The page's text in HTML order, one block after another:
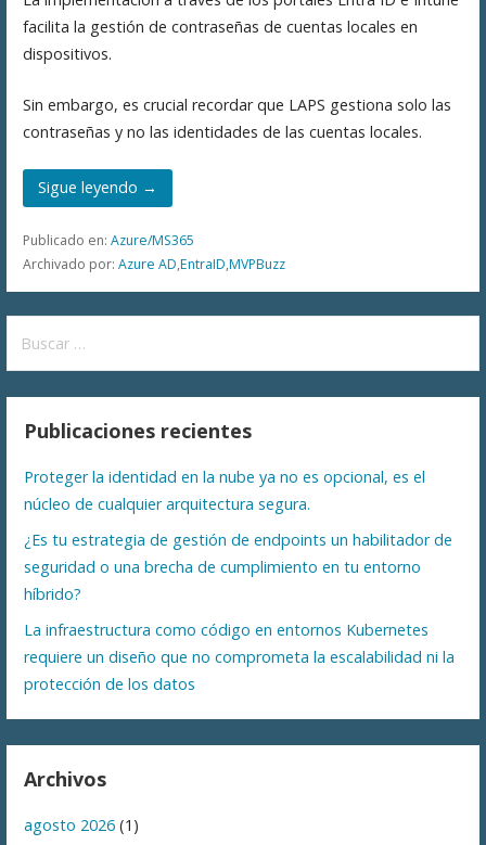
facilita la gestión de contraseñas de cuentas locales en
dispositivos.
Sin embargo, es crucial recordar que LAPS gestiona solo las
contraseñas y no las identidades de las cuentas locales.
Sigue leyendo →
Publicado en: Azure/MS365
Archivado por: Azure AD,EntraID,MVPBuzz
Publicaciones recientes
Proteger la identidad en la nube ya no es opcional, es el
núcleo de cualquier arquitectura segura.
¿Es tu estrategia de gestión de endpoints un habilitador de
seguridad o una brecha de cumplimiento en tu entorno
híbrido?
La infraestructura como código en entornos Kubernetes
requiere un diseño que no comprometa la escalabilidad ni la
protección de los datos
Archivos
agosto 2026 (1)